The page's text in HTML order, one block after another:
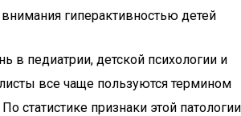
гиперактивностью детей
в педиатрии, детской психологии и
все чаще пользуются термином
статистике признаки этой патологии